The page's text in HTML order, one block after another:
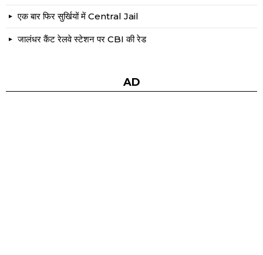
एक बार फिर सुर्खियों में Central Jail
जालंधर कैंट रेलवे स्टेशन पर CBI की रेड
AD